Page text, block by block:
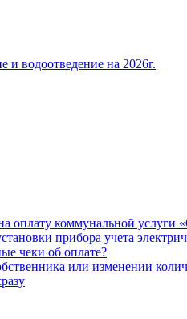
и водоотведение на 2026г.
оплату коммунальной услуги
прибора учета
чеки об оплате?
или изменении